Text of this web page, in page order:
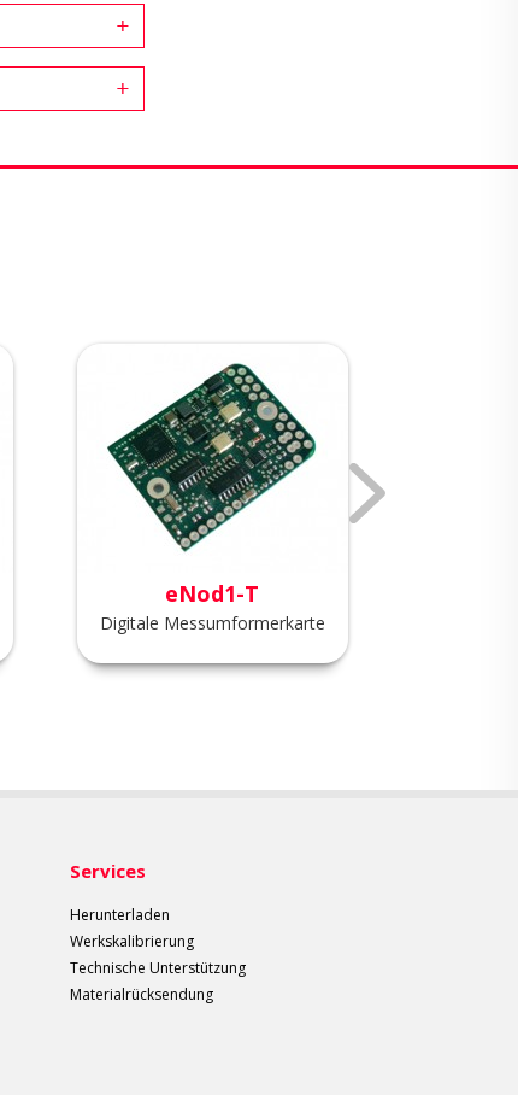
eNod1-T
Digitale Messumformerkarte
Services
Herunterladen
Werkskalibrierung
Technische Unterstützung
Materialrücksendung